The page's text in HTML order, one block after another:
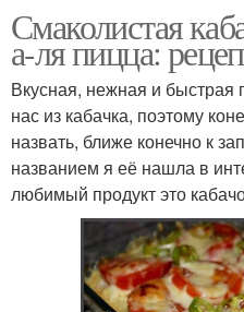
Смаколистая
а-ля пицца:
Вкусная, нежная и быстрая
нас из кабачка, поэтому
назвать, ближе конечно к
названием я её нашла в
любимый продукт это